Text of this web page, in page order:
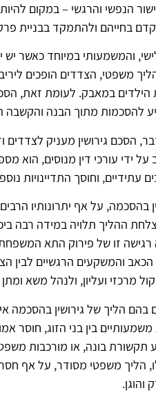
הנפשי והרגשי – במקום
בחייהם ולהתמקד בבניית
והמשמעותי במיוחד כאשר
משפטי, הצדדים הופכים
במאבק. לעומת זאת,
להסכמות מתוך הבנה והקשבה
הסכם גירושין מעניק
על ידי עורכי דין מנוסים, הוא
עתידיים, וחוסך התדיינויות
בהסכמה, על אף יתרונותיו
ההליך תלויה במידה רבה
זו של פירוק התא
הכאב והמשקעים הרגשיים
מרכזי ועליון, ולנהל משא
בהם הליך של גירושין בהסכמה
בין בני הזוג, חוסר
תקשורת בונה, או מורכבות
הליך משפטי מסודר, על אף
והוגן.